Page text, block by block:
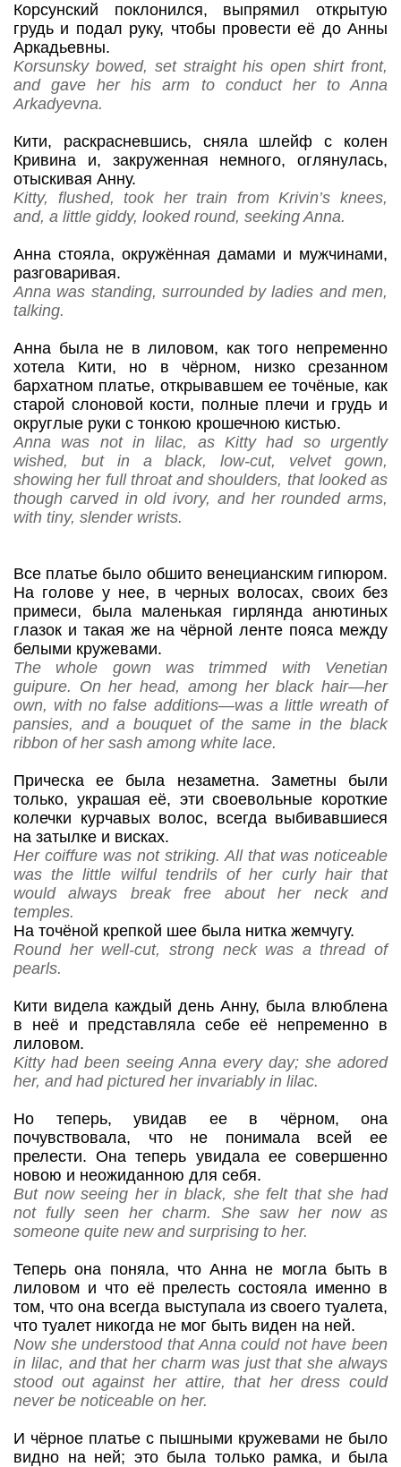
Корсунский поклонился, выпрямил открытую
грудь и подал руку, чтобы провести её до Анны
Аркадьевны.
Korsunsky bowed, set straight his open shirt front,
and gave her his arm to conduct her to Anna
Arkadyevna.
Кити, раскрасневшись, сняла шлейф с колен
Кривина и, закруженная немного, оглянулась,
отыскивая Анну.
Kitty, flushed, took her train from Krivin’s knees,
and, a little giddy, looked round, seeking Anna.
Анна стояла, окружённая дамами и мужчинами,
разговаривая.
Anna was standing, surrounded by ladies and men,
talking.
Анна была не в лиловом, как того непременно
хотела Кити, но в чёрном, низко срезанном
бархатном платье, открывавшем ее точёные, как
старой слоновой кости, полные плечи и грудь и
округлые руки с тонкою крошечною кистью.
Anna was not in lilac, as Kitty had so urgently
wished, but in a black, low-cut, velvet gown,
showing her full throat and shoulders, that looked as
though carved in old ivory, and her rounded arms,
with tiny, slender wrists.
Все платье было обшито венецианским гипюром.
На голове у нее, в черных волосах, своих без
примеси, была маленькая гирлянда анютиных
глазок и такая же на чёрной ленте пояса между
белыми кружевами.
The whole gown was trimmed with Venetian
guipure. On her head, among her black hair—her
own, with no false additions—was a little wreath of
pansies, and a bouquet of the same in the black
ribbon of her sash among white lace.
Прическа ее была незаметна. Заметны были
только, украшая её, эти своевольные короткие
колечки курчавых волос, всегда выбивавшиеся
на затылке и висках.
Her coiffure was not striking. All that was noticeable
was the little wilful tendrils of her curly hair that
would always break free about her neck and
temples.
На точёной крепкой шее была нитка жемчугу.
Round her well-cut, strong neck was a thread of
pearls.
Кити видела каждый день Анну, была влюблена
в неё и представляла себе её непременно в
лиловом.
Kitty had been seeing Anna every day; she adored
her, and had pictured her invariably in lilac.
Но теперь, увидав ее в чёрном, она
почувствовала, что не понимала всей ее
прелести. Она теперь увидала ее совершенно
новою и неожиданною для себя.
But now seeing her in black, she felt that she had
not fully seen her charm. She saw her now as
someone quite new and surprising to her.
Теперь она поняла, что Анна не могла быть в
лиловом и что её прелесть состояла именно в
том, что она всегда выступала из своего туалета,
что туалет никогда не мог быть виден на ней.
Now she understood that Anna could not have been
in lilac, and that her charm was just that she always
stood out against her attire, that her dress could
never be noticeable on her.
И чёрное платье с пышными кружевами не было
видно на ней; это была только рамка, и была